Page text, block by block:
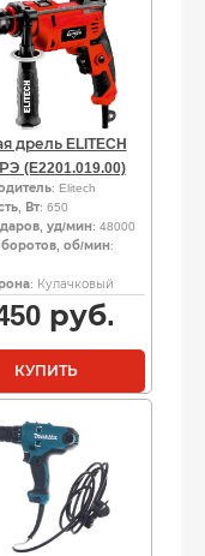
дрель ELITECH
(E2201.019.00)
: Elitech
Вт: 650
уд/мин: 48000
об/мин:
: Кулачковый
руб.
КУПИТЬ